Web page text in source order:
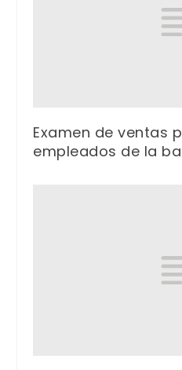
Examen de ventas
empleados de la